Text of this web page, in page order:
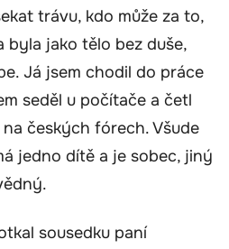
trávu, kdo může za to,
byla jako tělo bez duše,
Já jsem chodil do práce
seděl u počítače a četl
českých fórech. Všude
jedno dítě a je sobec, jiný
sousedku paní